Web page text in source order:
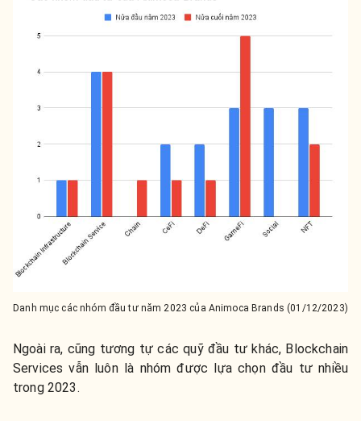
Danh mục các nhóm đầu tư năm 2023 của Animoca Brands (01/12/2023)
Ngoài ra, cũng tương tự các quỹ đầu tư khác, Blockchain
Services vẫn luôn là nhóm được lựa chọn đầu tư nhiều
trong 2023.